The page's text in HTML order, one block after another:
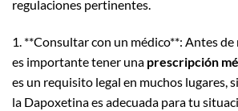
regulaciones pertinentes.
1. **Consultar con un médico**: Antes de
es importante tener una prescripción
es un requisito legal en muchos lugares,
la Dapoxetina es adecuada para tu